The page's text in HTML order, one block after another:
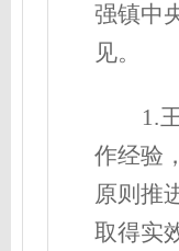
强镇中
见。
1.
作经验
原则推
取得实